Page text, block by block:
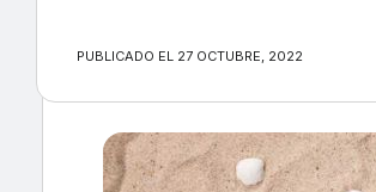
PUBLICADO EL 27 OCTUBRE, 2022